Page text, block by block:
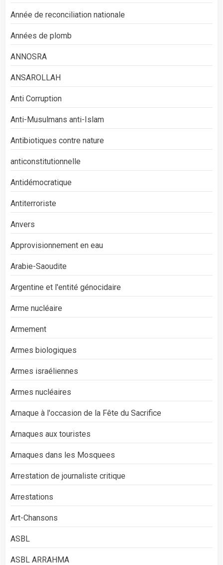
Année de reconciliation nationale
Années de plomb
ANNOSRA
ANSAROLLAH
Anti Corruption
Anti-Musulmans anti-Islam
Antibiotiques contre nature
anticonstitutionnelle
Antidémocratique
Antiterroriste
Anvers
Approvisionnement en eau
Arabie-Saoudite
Argentine et l'entité génocidaire
Arme nucléaire
Armement
Armes biologiques
Armes israéliennes
Armes nucléaires
Arnaque à l'occasion de la Fête du Sacrifice
Arnaques aux touristes
Arnaques dans les Mosquees
Arrestation de journaliste critique
Arrestations
Art-Chansons
ASBL
ASBL ARRAHMA